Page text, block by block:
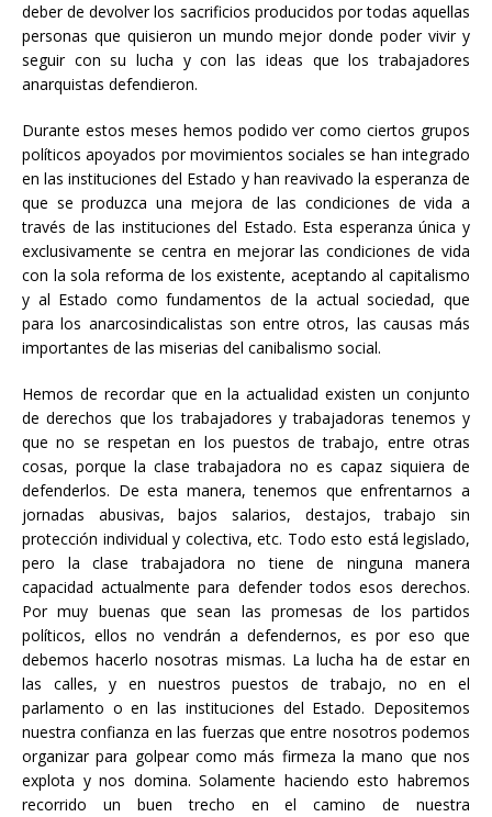
deber de devolver los sacrificios producidos por todas aquellas
personas que quisieron un mundo mejor donde poder vivir y
seguir con su lucha y con las ideas que los trabajadores
anarquistas defendieron.
Durante estos meses hemos podido ver como ciertos grupos
políticos apoyados por movimientos sociales se han integrado
en las instituciones del Estado y han reavivado la esperanza de
que se produzca una mejora de las condiciones de vida a
través de las instituciones del Estado. Esta esperanza única y
exclusivamente se centra en mejorar las condiciones de vida
con la sola reforma de los existente, aceptando al capitalismo
y al Estado como fundamentos de la actual sociedad, que
para los anarcosindicalistas son entre otros, las causas más
importantes de las miserias del canibalismo social.
Hemos de recordar que en la actualidad existen un conjunto
de derechos que los trabajadores y trabajadoras tenemos y
que no se respetan en los puestos de trabajo, entre otras
cosas, porque la clase trabajadora no es capaz siquiera de
defenderlos. De esta manera, tenemos que enfrentarnos a
jornadas abusivas, bajos salarios, destajos, trabajo sin
protección individual y colectiva, etc. Todo esto está legislado,
pero la clase trabajadora no tiene de ninguna manera
capacidad actualmente para defender todos esos derechos.
Por muy buenas que sean las promesas de los partidos
políticos, ellos no vendrán a defendernos, es por eso que
debemos hacerlo nosotras mismas. La lucha ha de estar en
las calles, y en nuestros puestos de trabajo, no en el
parlamento o en las instituciones del Estado. Depositemos
nuestra confianza en las fuerzas que entre nosotros podemos
organizar para golpear como más firmeza la mano que nos
explota y nos domina. Solamente haciendo esto habremos
recorrido un buen trecho en el camino de nuestra